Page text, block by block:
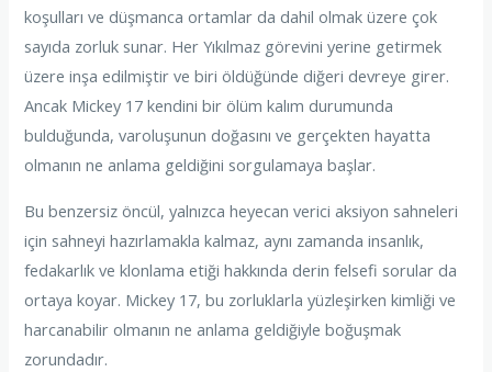
koşulları ve düşmanca ortamlar da dahil olmak üzere çok
sayıda zorluk sunar. Her Yıkılmaz görevini yerine getirmek
üzere inşa edilmiştir ve biri öldüğünde diğeri devreye girer.
Ancak Mickey 17 kendini bir ölüm kalım durumunda
bulduğunda, varoluşunun doğasını ve gerçekten hayatta
olmanın ne anlama geldiğini sorgulamaya başlar.
Bu benzersiz öncül, yalnızca heyecan verici aksiyon sahneleri
için sahneyi hazırlamakla kalmaz, aynı zamanda insanlık,
fedakarlık ve klonlama etiği hakkında derin felsefi sorular da
ortaya koyar. Mickey 17, bu zorluklarla yüzleşirken kimliği ve
harcanabilir olmanın ne anlama geldiğiyle boğuşmak
zorundadır.